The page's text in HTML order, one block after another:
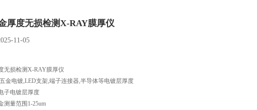
厚度无损检测X-RAY膜厚仪
11-05
无损检测X-RAY膜厚仪
金电镀,LED支架,端子连接器,半导体等电镀层厚度
子电镀层厚度
测量范围1-25um